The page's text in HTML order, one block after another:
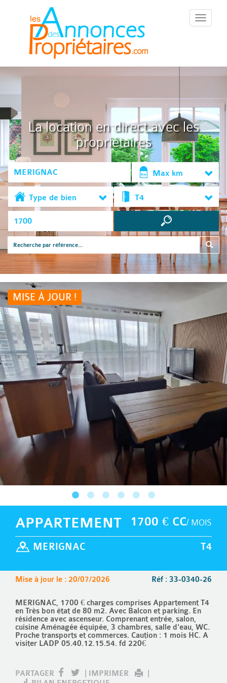
::Menu::
La location en direct avec les
propriétaires
Max km
Type de bien T4
MISE À JOUR !
1700 € CC/ MOIS
APPARTEMENT
T4
MERIGNAC
Réf : 33-0340-26
Mise à jour le : 20/07/2026
MERIGNAC, 1700 € charges comprises Appartement T4
en Très bon état de 80 m2. Avec Balcon et parking. En
résidence avec ascenseur. Comprenant entrée, salon,
cuisine Aménagée équipée, 3 chambres, salle d'eau, WC.
Proche transports et commerces. Caution : 1 mois HC. A
visiter LADP 05.40.12.15.54. fd 220€
PARTAGER IMPRIMER